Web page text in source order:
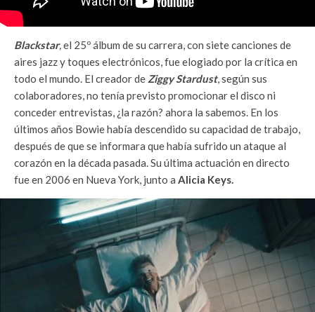
Blackstar,el 25º álbum de su carrera, con siete canciones de
aires jazz y toques electrónicos, fue elogiado por la crítica en
todo el mundo. El creador de Ziggy Stardust, según sus
colaboradores, no tenía previsto promocionar el disco ni
conceder entrevistas, ¿la razón? ahora la sabemos. En los
últimos años Bowie había descendido su capacidad de trabajo,
después de que se informara que había sufrido un ataque al
corazón en la década pasada. Su última actuación en directo
fue en 2006 en Nueva York, junto a Alicia Keys.